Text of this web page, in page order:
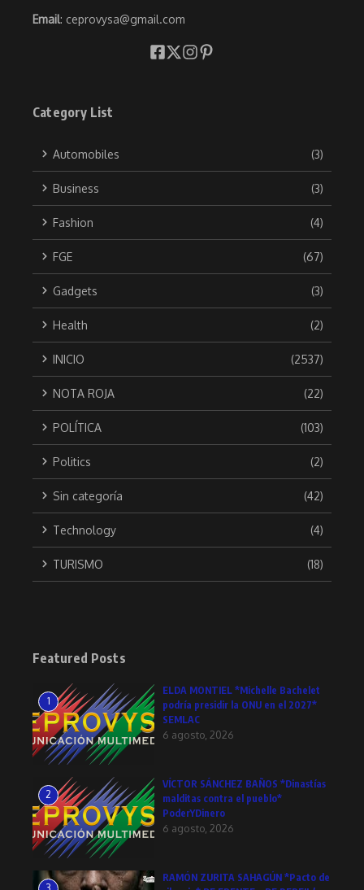
Email: ceprovysa@gmail.com
Category List
Automobiles (3)
Business (3)
Fashion (4)
FGE (67)
Gadgets (3)
Health (2)
INICIO (2537)
NOTA ROJA (22)
POLÍTICA (103)
Politics (2)
Sin categoría (42)
Technology (4)
TURISMO (18)
Featured Posts
1
ELDA MONTIEL *Michelle Bachelet
podría presidir la ONU en el 2027*
SEMLAC
6 agosto, 2026
2
VÍCTOR SÁNCHEZ BAÑOS *Dinastías
malditas contra el pueblo*
PoderYDinero
6 agosto, 2026
RAMÓN ZURITA SAHAGÚN *Pacto de